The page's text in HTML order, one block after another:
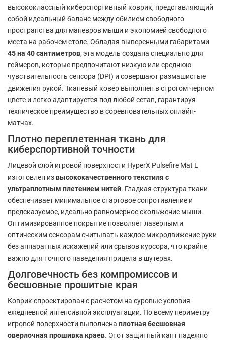
высококлассный киберспортивный коврик, представляющий
собой идеальный баланс между обилием свободного
пространства для маневров мыши и экономией свободного
места на рабочем столе. Обладая выверенными габаритами
45 на 40 сантиметров, эта модель создана специально для
геймеров, которые предпочитают низкую или среднюю
чувствительность сенсора (DPI) и совершают размашистые
движения рукой. Тканевый ковер выполнен в строгом черном
цвете и легко адаптируется под любой сетап, гарантируя
техническое преимущество в соревновательных онлайн-
матчах.
Плотно переплетенная ткань для
киберспортивной точности
Лицевой слой игровой поверхности HyperX Pulsefire Mat L
изготовлен из высококачественного текстиля с
ультраплотным плетением нитей. Гладкая структура ткани
обеспечивает минимальное стартовое сопротивление и
предсказуемое, идеально равномерное скольжение мыши.
Оптимизированное покрытие позволяет лазерным и
оптическим сенсорам считывать каждое микродвижение руки
без аппаратных искажений или срывов курсора, что крайне
важно для точного наведения прицела в шутерах.
Долговечность без компромиссов и
бесшовные прошитые края
Коврик спроектирован с расчетом на суровые условия
ежедневной интенсивной эксплуатации. По всему периметру
игровой поверхности выполнена плотная бесшовная
оверлочная прошивка краев. Этот защитный кант надежно